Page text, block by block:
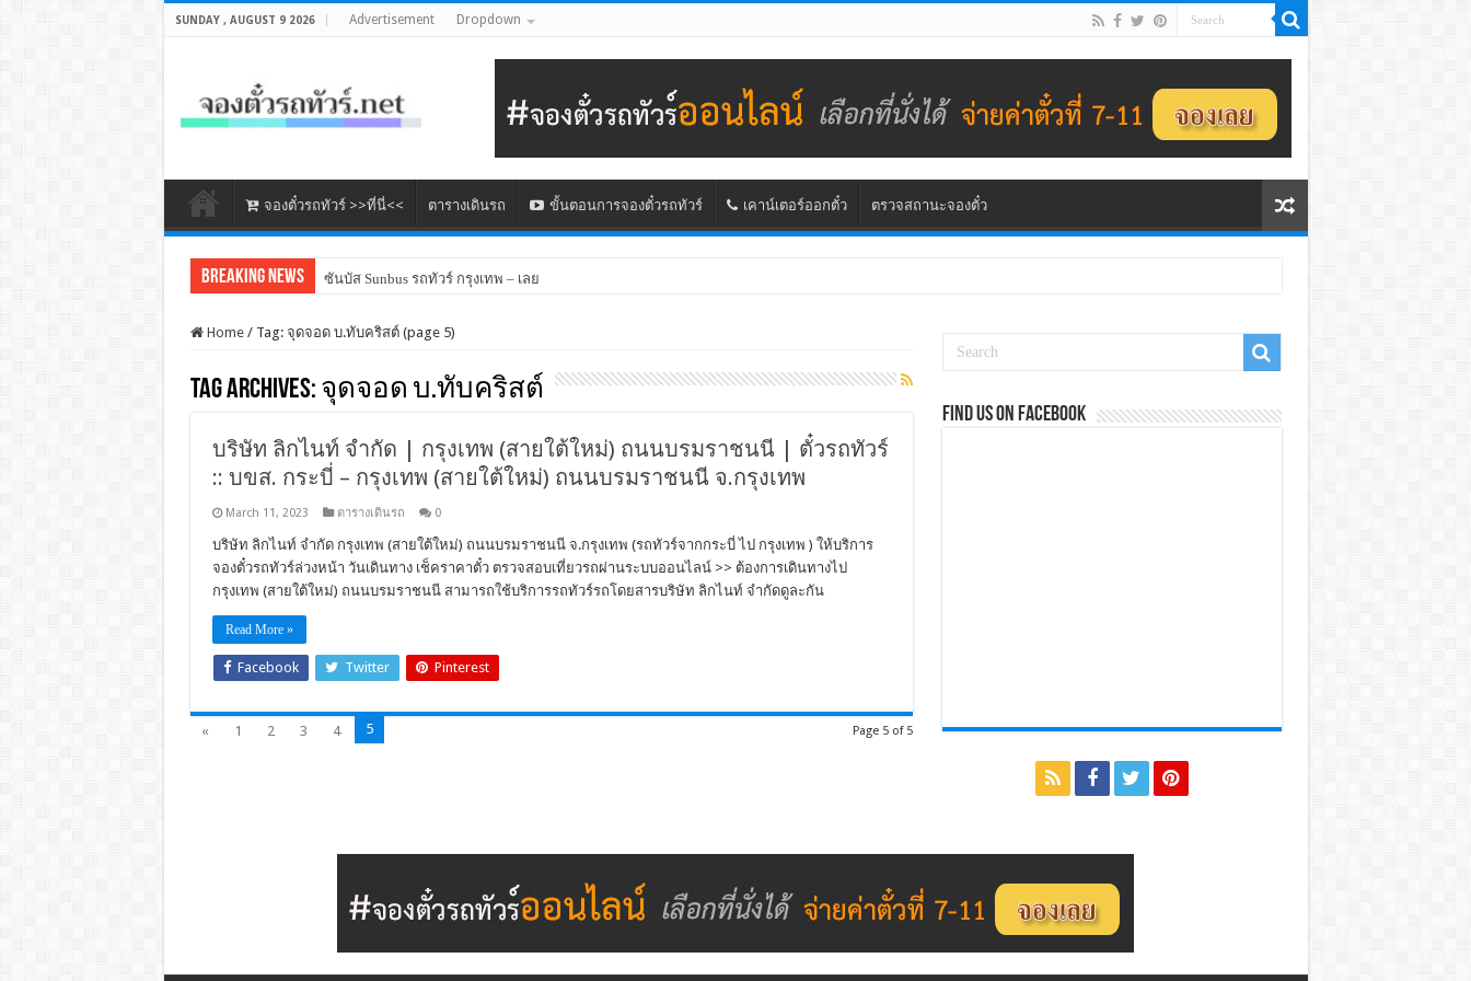
SUNDAY , AUGUST 9 2026 Advertisement Dropdown
จองตั๋วรถทัวร์ >>ที่นี่<< ตารางเดินรถ ขั้นตอนการจองตั๋วรถทัวร์ เคาน์เตอร์ออกตั๋ว ตรวจสถานะจองตั๋ว
Breaking News ซันบัส Sunbus รถทัวร์ กรุงเทพ – เลย
Home / Tag: จุดจอด บ.ทับคริสต์(page 5)
Tag Archives: จุดจอด บ.ทับคริสต์
บริษัท ลิกไนท์ จำกัด | กรุงเทพ (สายใต้ใหม่) ถนนบรมราชนนี | ตั๋วรถทัวร์
:: บขส. กระบี่ – กรุงเทพ (สายใต้ใหม่) ถนนบรมราชนนี จ.กรุงเทพ
March 11, 2023 ตารางเดินรถ 0
บริษัท ลิกไนท์ จำกัด กรุงเทพ (สายใต้ใหม่) ถนนบรมราชนนี จ.กรุงเทพ (รถทัวร์จากกระบี่ ไป กรุงเทพ ) ให้บริการ
จองตั๋วรถทัวร์ล่วงหน้า วันเดินทาง เช็คราคาตั๋ว ตรวจสอบเที่ยวรถผ่านระบบออนไลน์ >> ต้องการเดินทางไป
กรุงเทพ (สายใต้ใหม่) ถนนบรมราชนนี สามารถใช้บริการรถทัวร์รถโดยสารบริษัท ลิกไนท์ จำกัดดูละกัน
Read More »
Facebook Twitter Pinterest
Page 5 of 5
« 1 2 3 4 5
Find us on Facebook